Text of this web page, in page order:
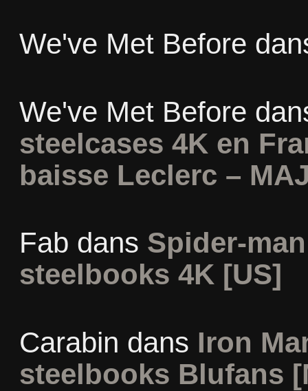
We've Met Before
We've Met Before
steelcases 4K en
baisse Leclerc –
Fab dans Spider-
steelbooks 4K [US]
Carabin dans Iron
steelbooks Blufans